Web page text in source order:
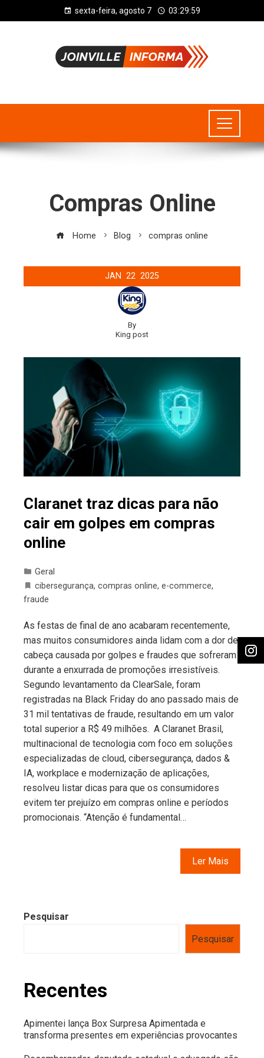
sexta-feira, agosto 7 03:29:59
Compras Online
Home Blog compras online
JAN 22 2025
By
King post
Claranet traz dicas para não
cair em golpes em compras
online
Geral
cibersegurança, compras online, e-commerce,
fraude
As festas de final de ano acabaram recentemente,
mas muitos consumidores ainda lidam com a dor de
cabeça causada por golpes e fraudes que sofreram
durante a enxurrada de promoções irresistíveis.
Segundo levantamento da ClearSale, foram
registradas na Black Friday do ano passado mais de
31 mil tentativas de fraude, resultando em um valor
total superior a R$ 49 milhões. A Claranet Brasil,
multinacional de tecnologia com foco em soluções
especializadas de cloud, cibersegurança, dados &
IA, workplace e modernização de aplicações,
resolveu listar dicas para que os consumidores
evitem ter prejuízo em compras online e períodos
promocionais. “Atenção é fundamental…
Ler Mais
Pesquisar
Pesquisar
Recentes
Apimentei lança Box Surpresa Apimentada e
transforma presentes em experiências provocantes